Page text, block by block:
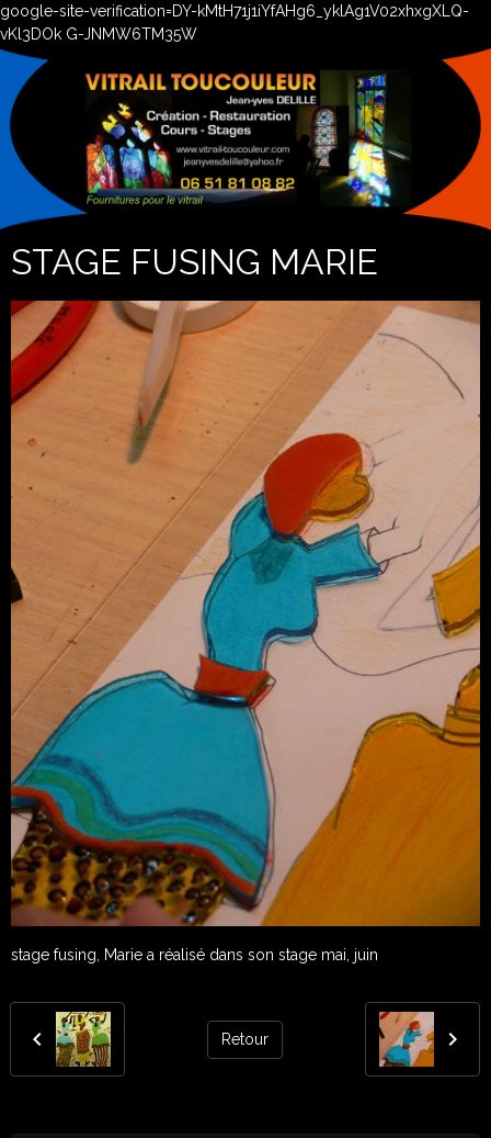
google-site-verification=DY-kMtH71j1iYfAHg6_yklAg1V02xhxgXLQ-
vKl3DOk G-JNMW6TM35W
STAGE FUSING MARIE
stage fusing, Marie a réalisé dans son stage mai, juin
Retour